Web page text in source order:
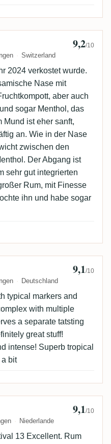
Switzerland
9,2/10
2024 verkostet wurde.
Nase mit
aber auch
sogar Menthol, das
Mund ist eher sanft,
an. Wie in der Nase
zwischen den
Der Abgang ist
sehr gut integrierten
Rum, mit Finesse
ihn und habe sogar
Deutschland
9,1/10
typical markers and
with multiple
a separate tatsting
great stuff!
intense! Superb tropical
bit
Niederlande
9,1/10
13 Excellent. Rum